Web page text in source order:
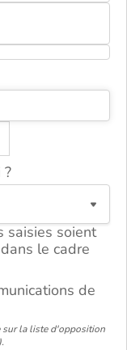
saisies soient
le cadre
de
sur la liste d'opposition